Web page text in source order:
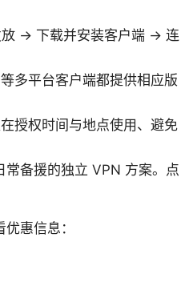
→ 下载并安装客户端 → 连
多平台客户端都提供相应版
授权时间与地点使用、避免
备援的独立 VPN 方案。点
惠信息：